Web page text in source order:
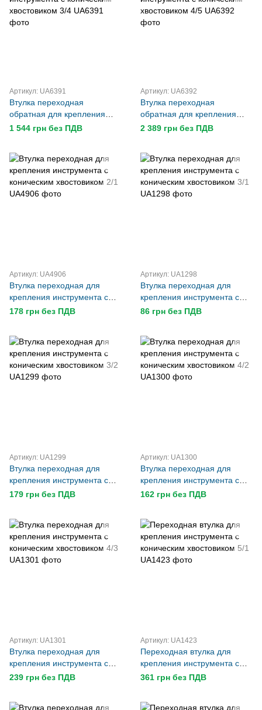
Артикул: UA6391
Втулка переходная
обратная для крепления
инструмента с коническим
1 544 грн без ПДВ
Артикул: UA6392
Втулка переходная
обратная для крепления
инструмента с коническим
2 389 грн без ПДВ
Артикул: UA4906
Втулка переходная для
крепления инструмента с
коническим хвостовиком 2/1
178 грн без ПДВ
Артикул: UA1298
Втулка переходная для
крепления инструмента с
коническим хвостовиком 3/1
86 грн без ПДВ
Артикул: UA1299
Втулка переходная для
крепления инструмента с
коническим хвостовиком 3/2
179 грн без ПДВ
Артикул: UA1300
Втулка переходная для
крепления инструмента с
коническим хвостовиком 4/2
162 грн без ПДВ
Артикул: UA1301
Втулка переходная для
крепления инструмента с
коническим хвостовиком 4/3
239 грн без ПДВ
Артикул: UA1423
Переходная втулка для
крепления инструмента с
коническим хвостовиком 5/1
361 грн без ПДВ